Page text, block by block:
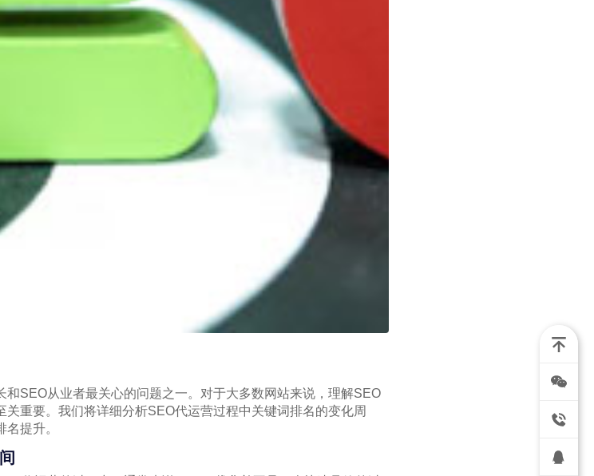
SEO从业者最关心的问题之一。对于大多数网站来说，理解SEO
重要。我们将详细分析SEO代运营过程中关键词排名的变化周
提升。